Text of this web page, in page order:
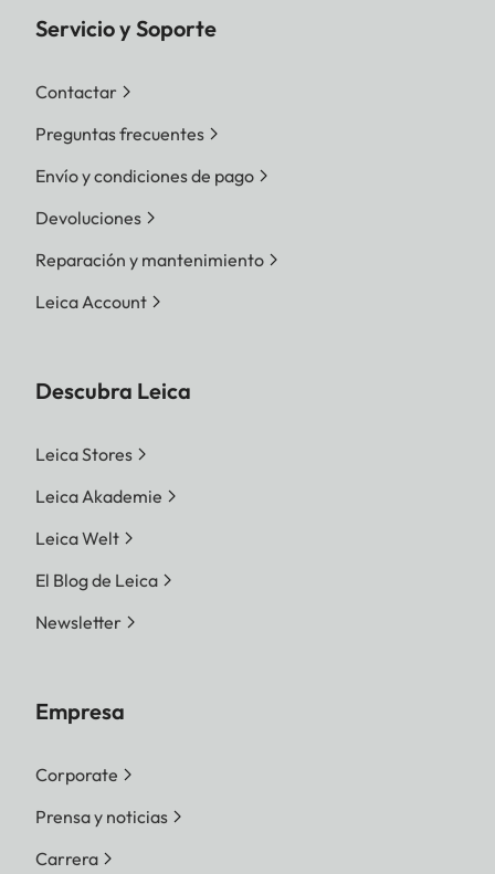
Servicio y Soporte
Contactar
Preguntas frecuentes
Envío y condiciones de pago
Devoluciones
Reparación y mantenimiento
Leica Account
Descubra Leica
Leica Stores
Leica Akademie
Leica Welt
El Blog de Leica
Newsletter
Empresa
Corporate
Prensa y noticias
Carrera